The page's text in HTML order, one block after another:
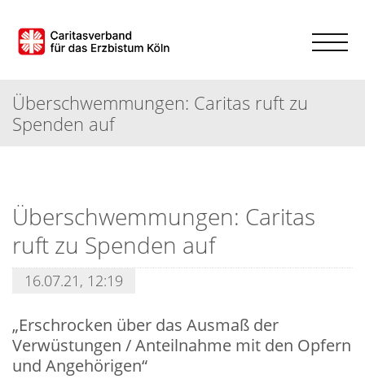
Überschwemmungen: Caritas ruft zu
Spenden auf
Überschwemmungen: Caritas
ruft zu Spenden auf
16.07.21, 12:19
„Erschrocken über das Ausmaß der
Verwüstungen / Anteilnahme mit den Opfern
und Angehörigen“